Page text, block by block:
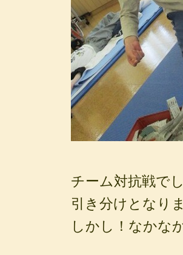
チーム対抗戦で
引き分けとなり
しかし！なかな